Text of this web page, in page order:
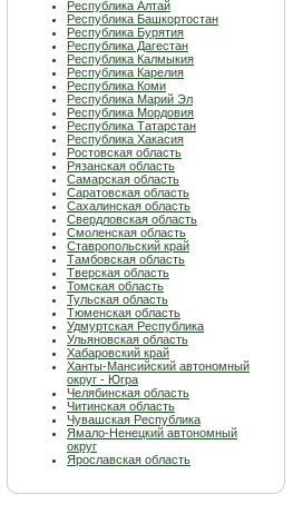
Республика Алтай
Республика Башкортостан
Республика Бурятия
Республика Дагестан
Республика Калмыкия
Республика Карелия
Республика Коми
Республика Марий Эл
Республика Мордовия
Республика Татарстан
Республика Хакасия
Ростовская область
Рязанская область
Самарская область
Саратовская область
Сахалинская область
Свердловская область
Смоленская область
Ставропольский край
Тамбовская область
Тверская область
Томская область
Тульская область
Тюменская область
Удмуртская Республика
Ульяновская область
Хабаровский край
Ханты-Мансийский автономный
округ - Югра
Челябинская область
Читинская область
Чувашская Республика
Ямало-Ненецкий автономный
округ
Ярославская область